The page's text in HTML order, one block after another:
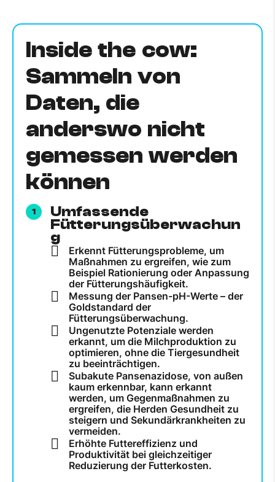
Inside the cow:
Sammeln von
Daten, die
anderswo nicht
gemessen werden
können
Umfassende
Fütterungsüberwachun
g
Erkennt Fütterungsprobleme, um
Maßnahmen zu ergreifen, wie zum
Beispiel Rationierung oder Anpassung
der Fütterungshäufigkeit.
Messung der Pansen-pH-Werte – der
Goldstandard der
Fütterungsüberwachung.
Ungenutzte Potenziale werden
erkannt, um die Milchproduktion zu
optimieren, ohne die Tiergesundheit
zu beeinträchtigen.
Subakute Pansenazidose, von außen
kaum erkennbar, kann erkannt
werden, um Gegenmaßnahmen zu
ergreifen, die Herden Gesundheit zu
steigern und Sekundärkrankheiten zu
vermeiden.
Erhöhte Futtereffizienz und
Produktivität bei gleichzeitiger
Reduzierung der Futterkosten.